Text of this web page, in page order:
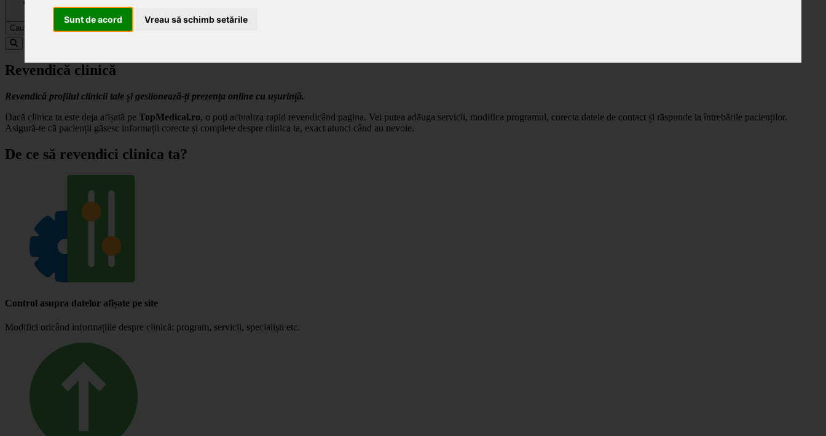
Sunt de acord Vreau să schimb setările
Caută
Revendică clinică
Revendică profilul clinicii tale și gestionează-ți prezența online cu ușurință.
Dacă clinica ta este deja afișată pe TopMedical.ro, o poți actualiza rapid revendicând pagina. Vei putea adăuga servicii, modifica programul, corecta datele de contact și răspunde la întrebările pacienților.
Asigură-te că pacienții găsesc informații corecte și complete despre clinica ta, exact atunci când au nevoie.
De ce să revendici clinica ta?
Control asupra datelor afișate pe site
Modifici oricând informațiile despre clinică: program, servicii, specialiști etc.